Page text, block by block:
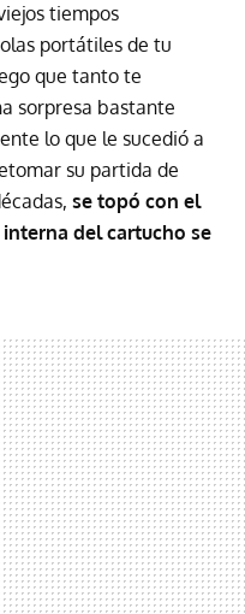
tiempos
portátiles de tu
que tanto te
sorpresa bastante
lo que le sucedió a
su partida de
se topó con el
del cartucho se